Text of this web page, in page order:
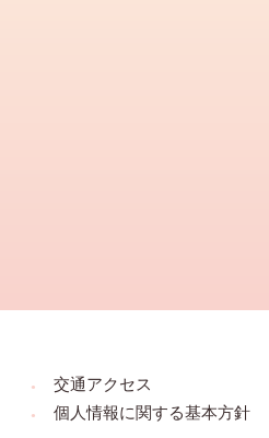
交通アクセス
個人情報に関する基本方針